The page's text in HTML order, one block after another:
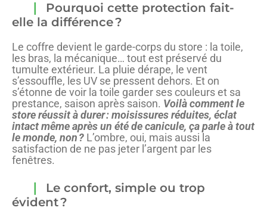
Pourquoi cette protection fait-
elle la différence ?
Le coffre devient le garde-corps du store : la toile,
les bras, la mécanique… tout est préservé du
tumulte extérieur. La pluie dérape, le vent
s’essouffle, les UV se pressent dehors. Et on
s’étonne de voir la toile garder ses couleurs et sa
prestance, saison après saison. Voilà comment le
store réussit à durer : moisissures réduites, éclat
intact même après un été de canicule, ça parle à tout
le monde, non ? L’ombre, oui, mais aussi la
satisfaction de ne pas jeter l’argent par les
fenêtres.
Le confort, simple ou trop
évident ?